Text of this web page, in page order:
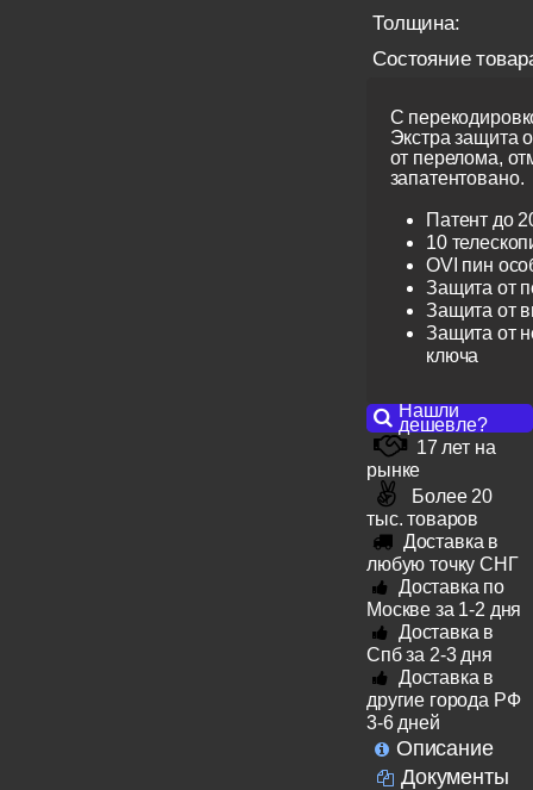
Толщина:
Состояние
С
Экстра защита
от перелома,
запатентовано.
Патент до
10
OVI пин
Защита от
Защита от
Защита от
ключа
Нашли
дешевле?
17 лет на
рынке
Более 20
тыс. товаров
Доставка в
любую точку СНГ
Доставка по
Москве за 1-2 дня
Доставка в
Спб за 2-3 дня
Доставка в
другие города РФ
3-6 дней
Описание
Документы